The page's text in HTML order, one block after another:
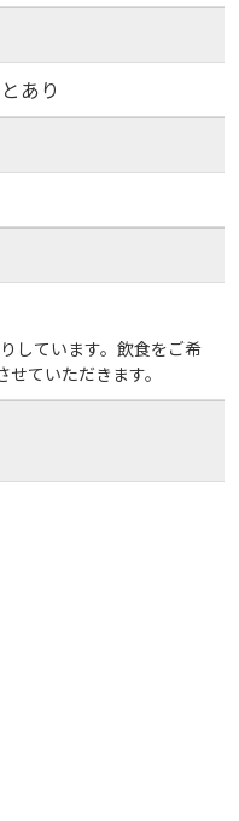
あり
しています。飲食をご希
ていただきます。